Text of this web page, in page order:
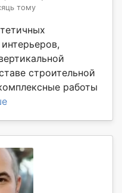
тому
строительной
работы